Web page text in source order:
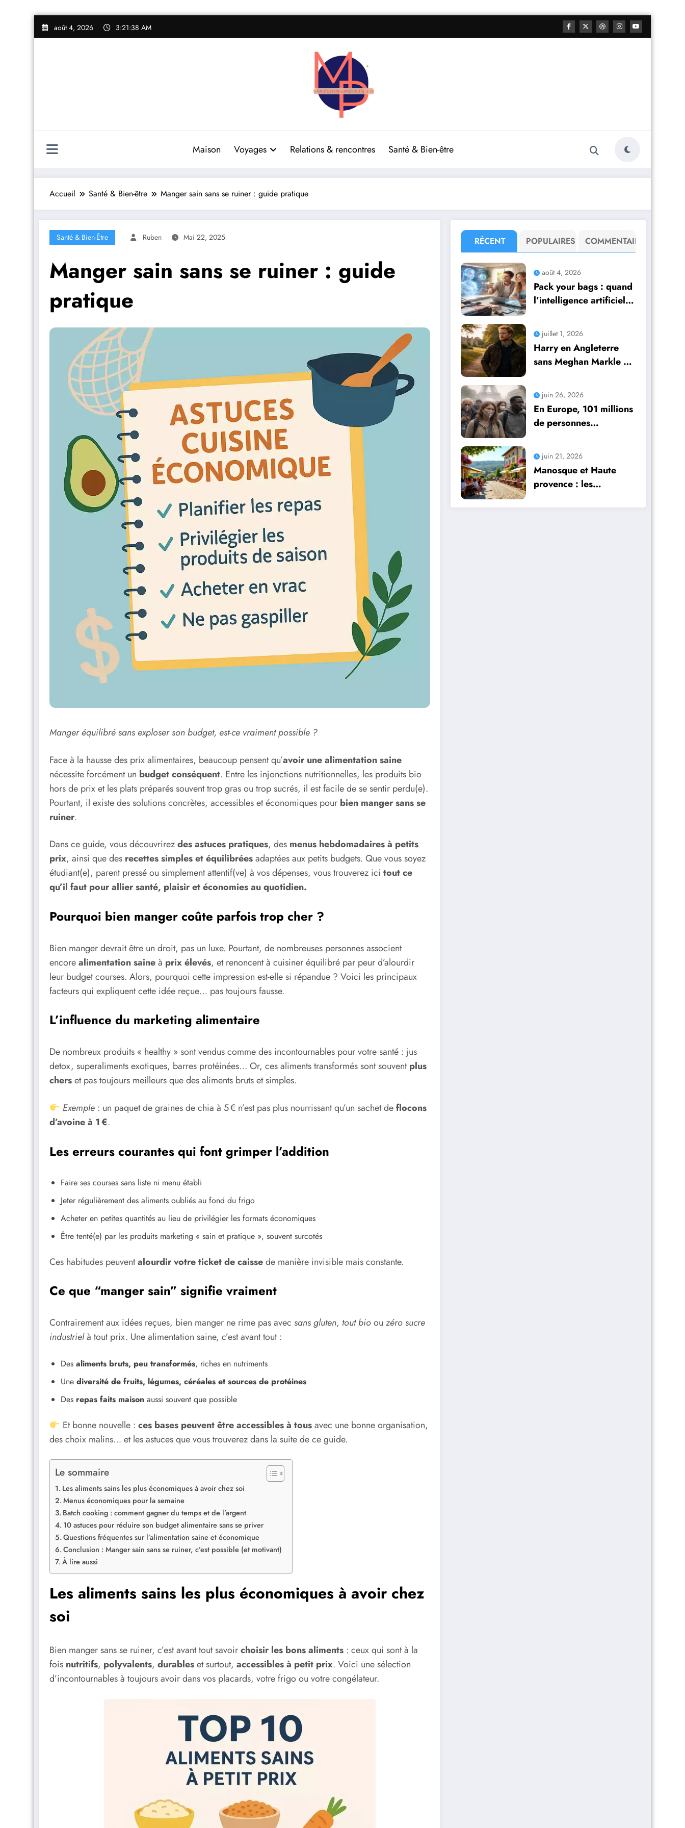
Aller
août 4, 2026 3:21:39 AM
Maison Voyages Relations & rencontres Santé & Bien-être
Accueil Santé & Bien-être Manger sain sans se ruiner : guide pratique
Santé & Bien-Être Ruben Mai 22, 2025
Manger sain sans se ruiner : guide
pratique
Manger équilibré sans exploser son budget, est-ce vraiment possible ?
Face à la hausse des prix alimentaires, beaucoup pensent qu’avoir une alimentation saine
nécessite forcément un budget conséquent. Entre les injonctions nutritionnelles, les produits bio
hors de prix et les plats préparés souvent trop gras ou trop sucrés, il est facile de se sentir perdu(e).
Pourtant, il existe des solutions concrètes, accessibles et économiques pour bien manger sans se
ruiner.
Dans ce guide, vous découvrirezdes astuces pratiques, des menus hebdomadaires à petits
prix, ainsi que des recettes simples et équilibréesadaptées aux petits budgets. Que vous soyez
étudiant(e), parent pressé ou simplement attentif(ve) à vos dépenses, vous trouverez ici tout ce
qu’il faut pour allier santé, plaisir et économies au quotidien.
Pourquoi bien manger coûte parfois trop cher ?
Bien manger devrait être un droit, pas un luxe. Pourtant, de nombreuses personnes associent
encorealimentation saineà prix élevés, et renoncent à cuisiner équilibré par peur d’alourdir
leur budget courses. Alors, pourquoi cette impression est-elle si répandue ? Voici les principaux
facteurs qui expliquent cette idée reçue… pas toujours fausse.
L’influence du marketing alimentaire
De nombreux produits « healthy » sont vendus comme des incontournables pour votre santé : jus
detox, superaliments exotiques, barres protéinées… Or, ces aliments transformés sont souventplus
cherset pas toujours meilleurs que des aliments bruts et simples.
Exemple: un paquet de graines de chia à 5 € n’est pas plus nourrissant qu’un sachet deflocons
d’avoine à 1 €.
Les erreurs courantes qui font grimper l’addition
Faire ses courses sans liste ni menu établi
Jeter régulièrement des aliments oubliés au fond du frigo
Acheter en petites quantités au lieu de privilégier les formats économiques
Être tenté(e) par les produits marketing « sain et pratique », souvent surcotés
Ces habitudes peuventalourdir votre ticket de caissede manière invisible mais constante.
Ce que “manger sain” signifie vraiment
Contrairement aux idées reçues, bien manger ne rime pas avec sans gluten, tout bioou zéro sucre
industrielà tout prix. Une alimentation saine, c’est avant tout :
Des aliments bruts, peu transformés, riches en nutriments
Une diversité de fruits, légumes, céréales et sources de protéines
Des repas faits maison aussi souvent que possible
Et bonne nouvelle : ces bases peuvent être accessibles à tousavec une bonne organisation,
des choix malins… et les astuces que vous trouverez dans la suite de ce guide.
Le sommaire
Les aliments sains les plus économiques à avoir chez soi
Menus économiques pour la semaine
Batch cooking : comment gagner du temps et de l’argent
10 astuces pour réduire son budget alimentaire sans se priver
Questions fréquentes sur l’alimentation saine et économique
Conclusion : Manger sain sans se ruiner, c’est possible (et motivant)
À lire aussi
Les aliments sains les plus économiques à avoir chez
soi
Bien manger sans se ruiner, c’est avant tout savoirchoisir les bons aliments : ceux qui sont à la
fois nutritifs, polyvalents, durableset surtout, accessibles à petit prix. Voici une sélection
d’incontournables à toujours avoir dans vos placards, votre frigo ou votre congélateur.
RÉCENT POPULAIRES COMMENTAIRE
août 4, 2026
Pack your bags : quand
l’intelligence artificielle
l’organisation de leurs
voyages
juillet 1, 2026
Harry en Angleterre
sans Meghan Markle et
incertain mais plein de
possibilités
juin 26, 2026
En Europe, 101 millions
de personnes
difficultés respiratoires
juin 21, 2026
Manosque et Haute
provence : les
hôtels restaurants et